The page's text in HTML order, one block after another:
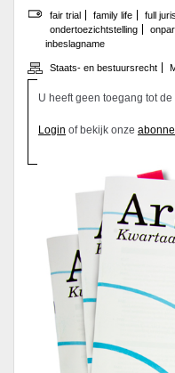
fair trial
family life full
ondertoezichtstelling
inbeslagname
Staats- en bestuursrecht
U heeft geen toegang tot
Login of bekijk onze